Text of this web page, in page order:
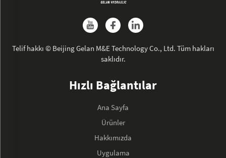
Telif hakkı © Beijing Gelan M&E Technology Co., Ltd. Tüm hakları
saklıdır.
Hızlı Bağlantılar
Ana Sayfa
Ürünler
Hakkımızda
Uygulama